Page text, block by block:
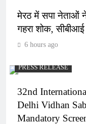
मेरठ में सपा नेताओं
गहरा शोक,
6 hours ago
PRESS RELEASE
32nd
Delhi Vidhan
Mandatory